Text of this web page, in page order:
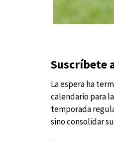
Suscríbete
La espera ha
calendario para
temporada
sino consolidar